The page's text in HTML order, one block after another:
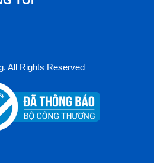
All Rights Reserved